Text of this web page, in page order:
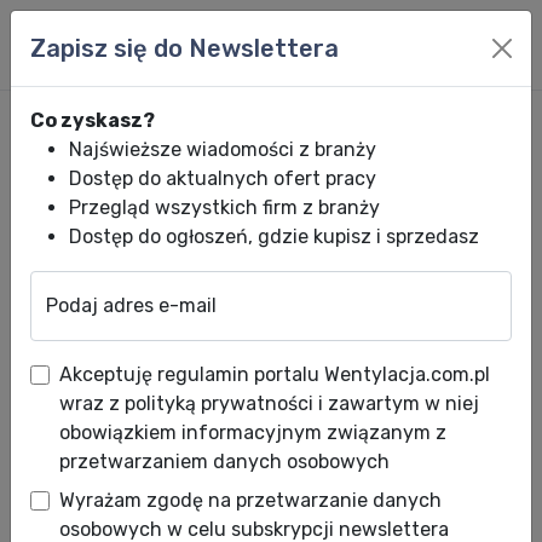
EURO-CLIMA Sp. z o.o. -
najwyższa jakość klimatyzacji
i wentylacji
Data publikacji: 01.07.2010
Zapisz się do Newslettera
Co zyskasz?
Najświeższe wiadomości z branży
Dostęp do aktualnych ofert pracy
Przegląd wszystkich firm z branży
Dostęp do ogłoszeń, gdzie kupisz i sprzedasz
Podaj adres e-mail
Akceptuję regulamin portalu Wentylacja.com.pl
wraz z polityką prywatności i zawartym w niej
obowiązkiem informacyjnym związanym z
przetwarzaniem danych osobowych
Wyrażam zgodę na przetwarzanie danych
osobowych w celu subskrypcji newslettera